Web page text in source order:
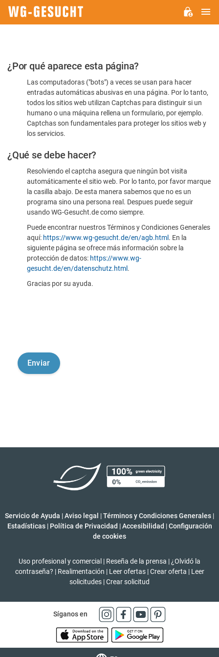
Por
favor,
confirme
humano
¿Por qué aparece esta página?
Las computadoras ("bots") a veces se usan para hacer
entradas automáticas abusivas en una página. Por lo tanto,
todos los sitios web utilizan Captchas para distinguir si un
humano o una máquina rellena un formulario, por ejemplo.
Captchas son fundamentales para proteger los sitios web y
los servicios.
¿Qué se debe hacer?
Resolviendo el captcha asegura que ningún bot visita
automáticamente el sitio web. Por lo tanto, por favor marque
la casilla abajo. De esta manera sabemos que no es un
programa sino una persona real. Despues puede seguir
usando WG-Gesucht.de como siempre.
Puede encontrar nuestros Términos y Condiciones Generales
aquí: https://www.wg-gesucht.de/en/agb.html . En la
siguiente página se ofrece más información sobre la
protección de datos: https://www.wg-
gesucht.de/en/datenschutz.html .
Gracias por su ayuda.
Servicio de Ayuda |Aviso legal |Términos y Condiciones Generales |
Estadísticas | Política de Privacidad | Accesibilidad | Configuración
de cookies
Uso profesional y comercial | Reseña de la prensa | ¿Olvidó la
contraseña? | Realimentación | Leer ofertas | Crear oferta | Leer
solicitudes |Crear solicitud
Síganos en